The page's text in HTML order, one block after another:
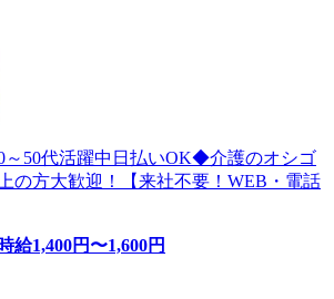
50代活躍中日払いOK◆介護のオシゴ
の方大歓迎！【来社不要！WEB・電話
時給1,400円〜1,600円